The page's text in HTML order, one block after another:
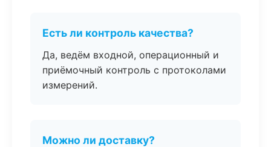
Есть ли контроль качества?
Да, ведём входной, операционный и
приёмочный контроль с протоколами
измерений.
Можно ли доставку?